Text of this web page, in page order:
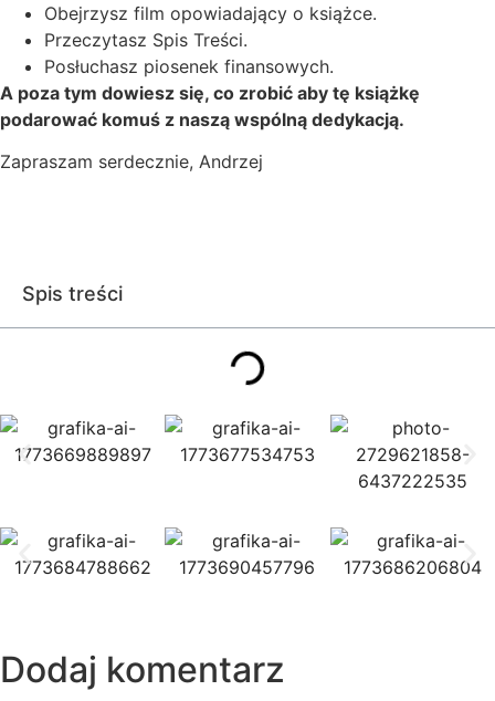
Obejrzysz film opowiadający o książce.
Przeczytasz Spis Treści.
Posłuchasz piosenek finansowych.
A poza tym dowiesz się, co zrobić aby tę książkę
podarować komuś z naszą wspólną dedykacją.
Zapraszam serdecznie, Andrzej
Spis treści
Dodaj komentarz